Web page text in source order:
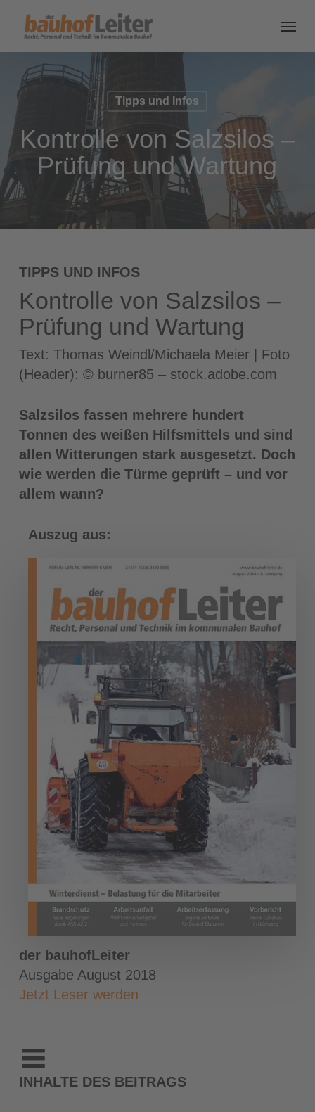
Tipps und Infos
Kontrolle von Salzsilos –
Prüfung und Wartung
TIPPS UND INFOS
Kontrolle von Salzsilos –
Prüfung und Wartung
Text: Thomas Weindl/Michaela Meier | Foto
(Header): © burner85 – stock.adobe.com
Salzsilos fassen mehrere hundert
Tonnen des weißen Hilfsmittels und sind
allen Witterungen stark ausgesetzt. Doch
wie werden die Türme geprüft – und vor
allem wann?
Auszug aus:
der bauhofLeiter
Ausgabe August 2018
Jetzt Leser werden
INHALTE DES BEITRAGS